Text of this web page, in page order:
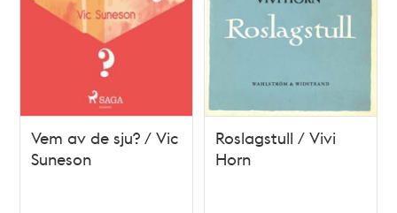
Vem av de sju? / Vic
Suneson
Roslagstull / Vivi
Horn